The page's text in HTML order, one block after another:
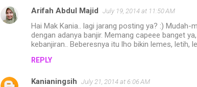
Arifah Abdul Majid July 19, 2014 at 11:50 AM
Hai Mak Kania.. lagi jarang posting ya? :) Mudah-
dengan adanya banjir. Memang capeee banget
kebanjiran.. Beberesnya itu lho bikin lemes, letih,
REPLY
Kanianingsih July 21, 2014 at 6:06 AM